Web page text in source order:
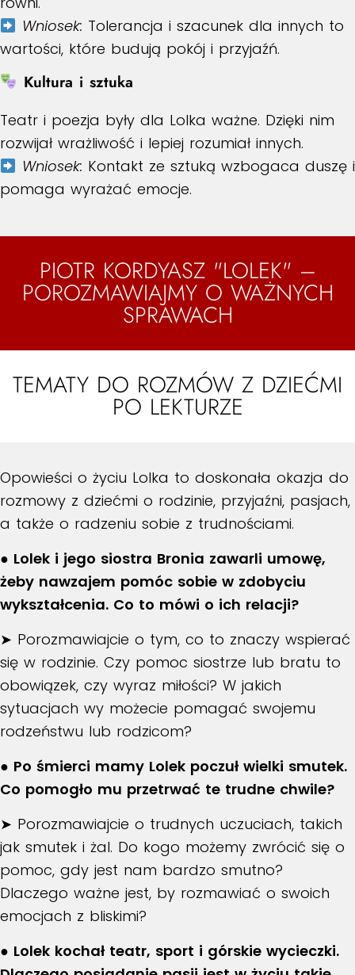
Wniosek: Tolerancja i szacunek dla innych to
wartości, które budują pokój i przyjaźń.
Kultura i sztuka
Teatr i poezja były dla Lolka ważne. Dzięki nim
rozwijał wrażliwość i lepiej rozumiał innych.
Wniosek: Kontakt ze sztuką wzbogaca duszę i
pomaga wyrażać emocje.
PIOTR KORDYASZ "LOLEK" –
POROZMAWIAJMY O WAŻNYCH
SPRAWACH
TEMATY DO ROZMÓW Z DZIEĆMI
PO LEKTURZE
Opowieści o życiu Lolka to doskonała okazja do
rozmowy z dziećmi o rodzinie, przyjaźni, pasjach,
a także o radzeniu sobie z trudnościami.
● Lolek i jego siostra Bronia zawarli umowę,
żeby nawzajem pomóc sobie w zdobyciu
wykształcenia. Co to mówi o ich relacji?
➤ Porozmawiajcie o tym, co to znaczy wspierać
się w rodzinie. Czy pomoc siostrze lub bratu to
obowiązek, czy wyraz miłości? W jakich
sytuacjach wy możecie pomagać swojemu
rodzeństwu lub rodzicom?
● Po śmierci mamy Lolek poczuł wielki smutek.
Co pomogło mu przetrwać te trudne chwile?
➤ Porozmawiajcie o trudnych uczuciach, takich
jak smutek i żal. Do kogo możemy zwrócić się o
pomoc, gdy jest nam bardzo smutno?
Dlaczego ważne jest, by rozmawiać o swoich
emocjach z bliskimi?
● Lolek kochał teatr, sport i górskie wycieczki.